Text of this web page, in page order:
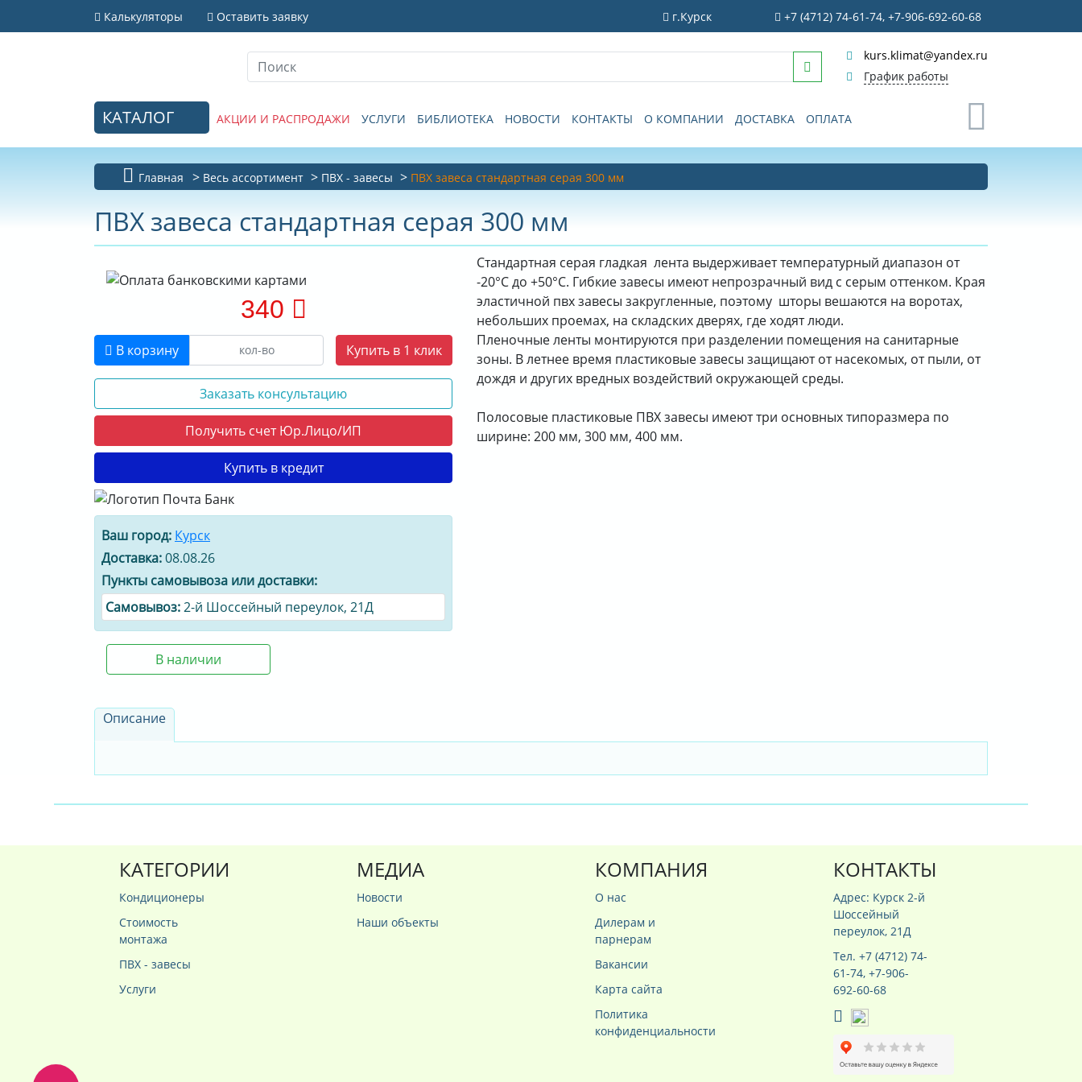
Калькуляторы Оставить заявку г.Курск +7 (4712) 74-61-74, +7-906-692-60-68
kurs.klimat@yandex.ru
График работы
КАТАЛОГ АКЦИИ И РАСПРОДАЖИ УСЛУГИ БИБЛИОТЕКА НОВОСТИ КОНТАКТЫ О КОМПАНИИ ДОСТАВКА ОПЛАТА
Главная Весь ассортимент ПВХ - завесы ПВХ завеса стандартная серая 300 мм
ПВХ завеса стандартная серая 300 мм
340
В корзину Купить в 1 клик
Заказать консультацию
Получить счет Юр.Лицо/ИП
Купить в кредит
Ваш город: Курск
Доставка:08.08.26
Пункты самовывоза или доставки:
Cамовывоз:2-й Шоссейный переулок, 21Д
В наличии
Стандартная серая гладкая лента выдерживает температурный диапазон от
-20°C до +50°C. Гибкие завесы имеют непрозрачный вид с серым оттенком. Края
эластичной пвх завесы закругленные, поэтому шторы вешаются на воротах,
небольших проемах, на складских дверях, где ходят люди.
Пленочные ленты монтируются при разделении помещения на санитарные
зоны. В летнее время пластиковые завесы защищают от насекомых, от пыли, от
дождя и других вредных воздействий окружающей среды.
Полосовые пластиковые ПВХ завесы имеют три основных типоразмера по
ширине: 200 мм, 300 мм, 400 мм.
Описание
КАТЕГОРИИ
Кондиционеры
Стоимость
монтажа
ПВХ - завесы
Услуги
МЕДИА
Новости
Наши объекты
КОМПАНИЯ
О нас
Дилерам и
парнерам
Вакансии
Карта сайта
Политика
конфиденциальности
КОНТАКТЫ
Адрес: Курск 2-й
Шоссейный
переулок, 21Д
Тел. +7 (4712) 74-
61-74, +7-906-
692-60-68